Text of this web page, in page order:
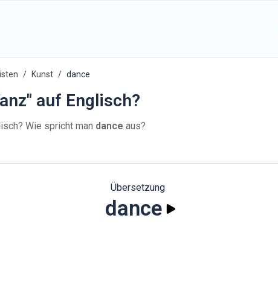
Kunst dance
auf Englisch?
Wie spricht man dance aus?
Übersetzung
dance